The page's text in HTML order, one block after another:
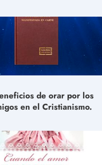
de orar por los
en el Cristianismo.